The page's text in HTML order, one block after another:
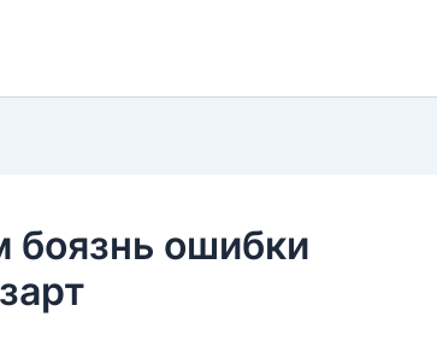
боязнь ошибки